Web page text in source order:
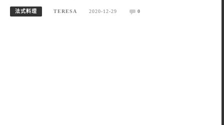
法式料理 TERESA 2020-12-29 0